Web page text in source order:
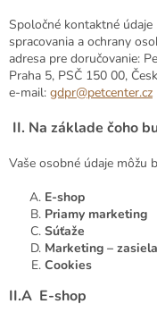
Spoločné kontaktné
spracovania a ochrany
adresa pre doručovanie:
Praha 5, PSČ 150 00,
e-mail: gdpr@petcenter.cz
II. Na základe čoho
Vaše osobné údaje môžu
E-shop
Priamy marketing
Súťaže
Marketing –
Cookies
II.A E-shop